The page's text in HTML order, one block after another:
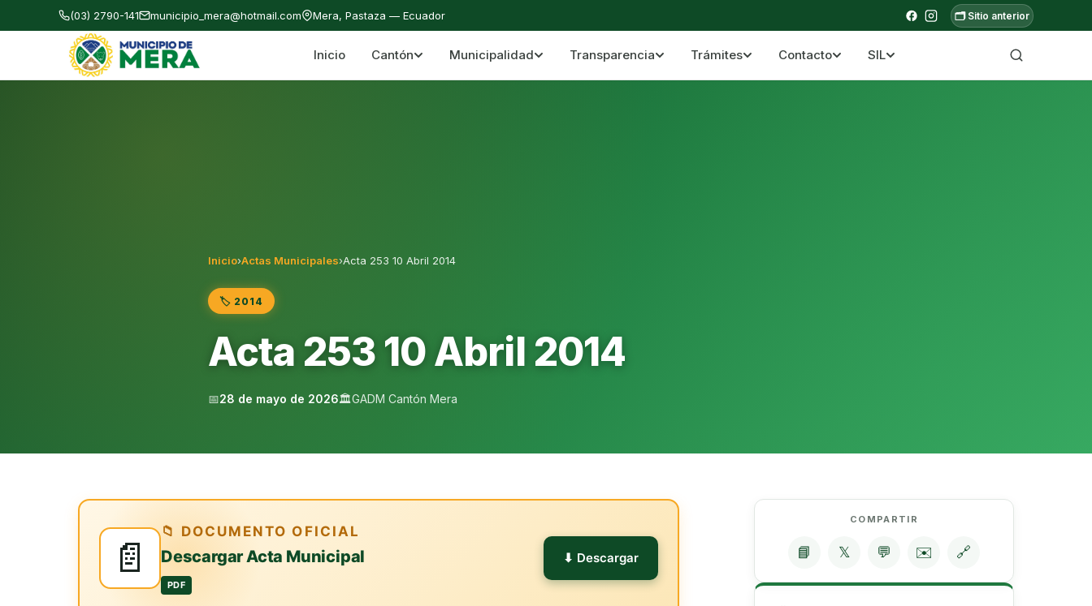
(03) 2790-141 municipio_mera@hotmail.com Mera, Pastaza — Ecuador 🗂️ Sitio anterior
Gobierno Autónomo Descentralizado Municipal del Cantón Mera Cantón Mera · Pastaza · Llanganates y Amazonía ecuatoriana
Inicio Cantón Municipalidad Transparencia Trámites Contacto SIL
Inicio›Actas Municipales›Acta 253 10 Abril 2014
🏷️ 2014
Acta 253 10 Abril 2014
📅28 de mayo de 2026🏛️GADM Cantón Mera
📄
📁 DOCUMENTO OFICIAL
Descargar Acta Municipal
PDF
⬇ Descargar
COMPARTIR
📘 𝕏 💬 ✉️ 🔗